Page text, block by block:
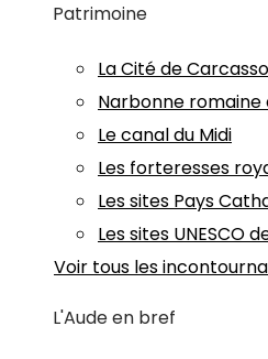
Patrimoine
La Cité de
Narbonne
Le canal du Midi
Les forteresses
Les sites Pays
Les sites UNESCO
Voir tous les
L'Aude en bref